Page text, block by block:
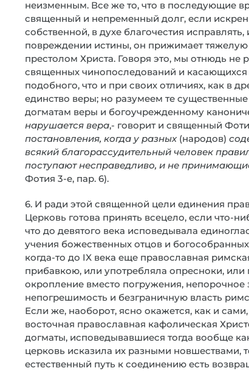
неизменным. Все же то, что в последующие
священный и непременный долг, если
собственной, в духе благочестия
повреждении истины, он прижимает тяжелую
престолом Христа. Говоря это, мы отнюдь не
священных чинопоследований и
подобного, что и при своих отличиях, как в
единство веры; но разумеем те
догматам веры и богоучрежденному
нарушается вера,- говорит и священный
постановления, когда у разных(народов)
всякий благорассудительный человек
поступают несправедливо, и не
Фотия 3-е, пар. 6).
6. И ради этой священной цели единения
Церковь готова принять всецело, если что-
что до девятого века исповедывала
учения божественных отцов и
когда-то до IX века еще православная
прибавкою, или употребляла опресноки,
окропление вместо погружения, непорочное
непогрешимость и безграничную власть
Если же, наоборот, ясно окажется, как и
восточная православная кафолическая
догматы, исповедывавшиеся тогда вообще
церковь исказила их разными новшествами,
естественный путь к соединению есть